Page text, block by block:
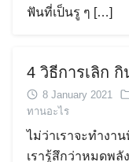
ฟันที่เป็นรู ๆ […]
4 วิธีการเลิก
8 January 2021
ทานอะไร
ไม่ว่าเราจะทำงา
เรารู้สึกว่าหมดพลั